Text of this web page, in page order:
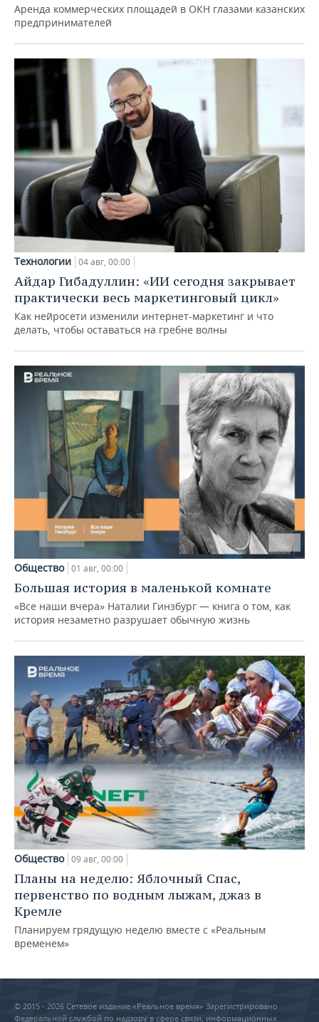
Аренда коммерческих площадей в ОКН глазами казанских
предпринимателей
Технологии 04 авг, 00:00
Айдар Гибадуллин: «ИИ сегодня закрывает
практически весь маркетинговый цикл»
Как нейросети изменили интернет-маркетинг и что
делать, чтобы оставаться на гребне волны
Общество 01 авг, 00:00
Большая история в маленькой комнате
«Все наши вчера» Наталии Гинзбург — книга о том, как
история незаметно разрушает обычную жизнь
Общество 09 авг, 00:00
Планы на неделю: Яблочный Спас,
первенство по водным лыжам, джаз в
Кремле
Планируем грядущую неделю вместе с «Реальным
временем»
© 2015 - 2026 Сетевое издание «Реальное время» Зарегистрировано
Федеральной службой по надзору в сфере связи, информационных